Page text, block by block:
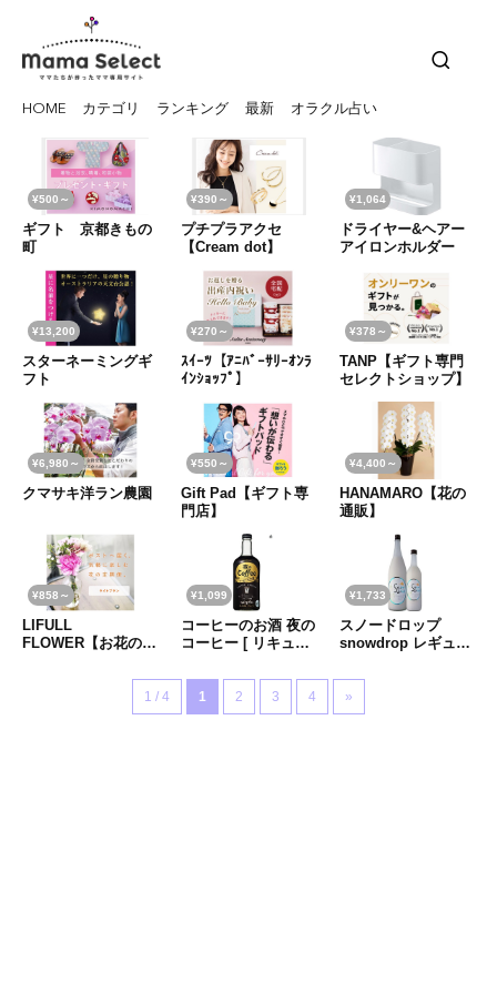
HOME カテゴリ ランキング 最新 オラクル占い
ギフト 京都きもの
町
¥500～
プチプラアクセ
【Cream dot】
¥390～
ドライヤー&ヘアー
アイロンホルダー
¥1,064
スターネーミングギ
フト
¥13,200
ｽｲｰﾂ【ｱﾆﾊﾞｰｻﾘｰｵﾝﾗ
ｲﾝｼｮｯﾌﾟ】
¥270～
TANP【ギフト専門
セレクトショップ】
¥378～
クマサキ洋ラン農園
¥6,980～
Gift Pad【ギフト専
門店】
¥550～
HANAMARO【花の
通販】
¥4,400～
LIFULL
FLOWER【お花の…
¥858～
コーヒーのお酒 夜の
コーヒー [ リキュ…
¥1,099
スノードロップ
snowdrop レギュ…
¥1,733
1 / 4 1 2 3 4 »